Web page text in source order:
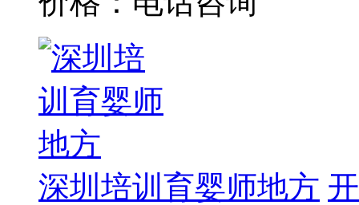
深圳培训育婴师地方